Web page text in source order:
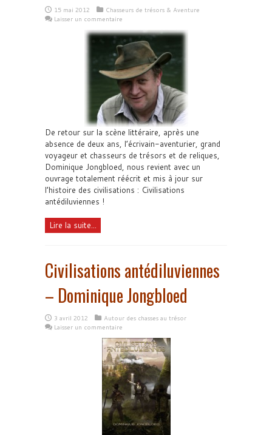
15 mai 2012
Chasseurs de trésors & Aventure
Laisser un commentaire
De retour sur la scène littéraire, après une
absence de deux ans, l’écrivain-aventurier, grand
voyageur et chasseurs de trésors et de reliques,
Dominique Jongbloed, nous revient avec un
ouvrage totalement réécrit et mis à jour sur
l’histoire des civilisations : Civilisations
antédiluviennes !
Lire la suite...
Civilisations antédiluviennes
– Dominique Jongbloed
3 avril 2012
Autour des chasses au trésor
Laisser un commentaire